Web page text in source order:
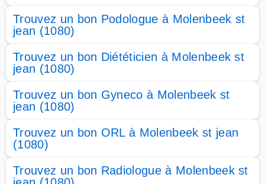
Trouvez un bon Podologue à Molenbeek st
jean (1080)
Trouvez un bon Diététicien à Molenbeek st
jean (1080)
Trouvez un bon Gyneco à Molenbeek st
jean (1080)
Trouvez un bon ORL à Molenbeek st jean
(1080)
Trouvez un bon Radiologue à Molenbeek st